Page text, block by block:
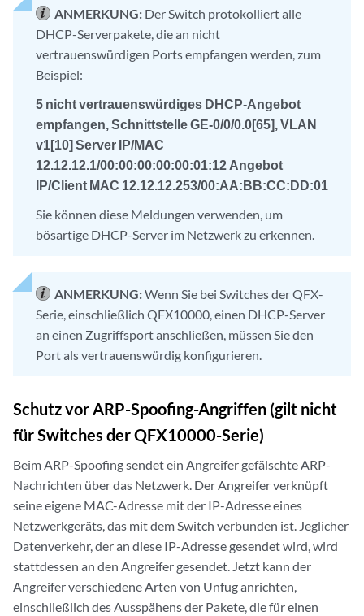
ANMERKUNG: Der Switch protokolliert alle
DHCP-Serverpakete, die an nicht
vertrauenswürdigen Ports empfangen werden, zum
Beispiel:
5 nicht vertrauenswürdiges DHCP-Angebot
empfangen, Schnittstelle GE-0/0/0.0[65], VLAN
v1[10] Server IP/MAC
12.12.12.1/00:00:00:00:00:01:12 Angebot
IP/Client MAC 12.12.12.253/00:AA:BB:CC:DD:01
Sie können diese Meldungen verwenden, um
bösartige DHCP-Server im Netzwerk zu erkennen.
ANMERKUNG:Wenn Sie bei Switches der QFX-
Serie, einschließlich QFX10000, einen DHCP-Server
an einen Zugriffsport anschließen, müssen Sie den
Port als vertrauenswürdig konfigurieren.
Schutz vor ARP-Spoofing-Angriffen (gilt nicht
für Switches der QFX10000-Serie)
Beim ARP-Spoofing sendet ein Angreifer gefälschte ARP-
Nachrichten über das Netzwerk. Der Angreifer verknüpft
seine eigene MAC-Adresse mit der IP-Adresse eines
Netzwerkgeräts, das mit dem Switch verbunden ist. Jeglicher
Datenverkehr, der an diese IP-Adresse gesendet wird, wird
stattdessen an den Angreifer gesendet. Jetzt kann der
Angreifer verschiedene Arten von Unfug anrichten,
einschließlich des Ausspähens der Pakete, die für einen